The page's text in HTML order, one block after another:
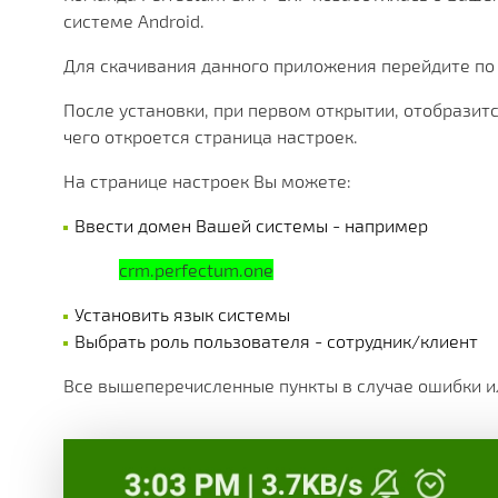
МНОЖЕСТВО МОДУЛЕЙ И ПРИЛОЖЕНИЙ
КОРОБОЧНЫЕ И
PERFECTUM CRM+ERP
БОЛЕЕ 20 РЕШЕНИЙ ДЛЯ РАЗЛИЧНЫХ СФЕР
ДЕЙСТВУЮЩИЕ АКЦИИ, ГРАНТЫ И АКТУАЛЬНАЯ
РАЗЛИЧНЫЕ ДОПОЛНИТЕЛЬНЫЕ УСЛУГИ
ПОЛУЧАЙТЕ СКИДКИ ОТ 20%, С КАЖДОЙ ПОКУПКИ
БОЛЕЕ 180 ФУНКЦИОНАЛЬНЫХ МОДУЛЕЙ
БОЛЕЕ ЧЕМ 250 МАТЕРИАЛОВ ТЕХНИЧЕСКОЙ
НАША ИСТОРИЯ, НОВОСТИ И ОПИСАНИЕ
системе Android.
Для скачивания данного приложения перейдите по
После установки, при первом открытии,
чего откроется страница настроек.
На странице настроек Вы можете:
Ввести домен Вашей системы - например
crm.perfectum.one
Установить язык системы
Выбрать роль пользователя - сотрудник/клиент
Все вышеперечисленные пункты в случае ошибки